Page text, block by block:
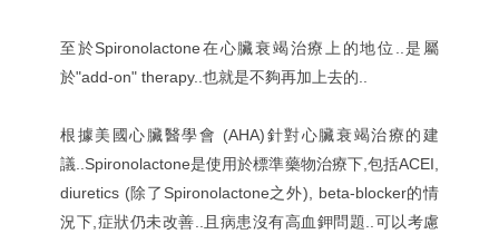
至於Spironolactone在心臟衰竭治療上的地位..是屬
於"add-on" therapy..也就是不夠再加上去的..
根據美國心臟醫學會 (AHA)針對心臟衰竭治療的建
議..Spironolactone是使用於標準藥物治療下,包括ACEI,
diuretics (除了Spironolactone之外), beta-blocker的情
況下,症狀仍未改善..且病患沒有高血鉀問題..可以考慮